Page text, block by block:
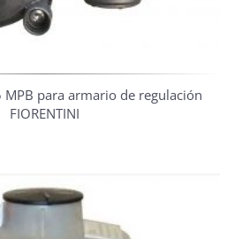
MPB para armario de regulación
FIORENTINI